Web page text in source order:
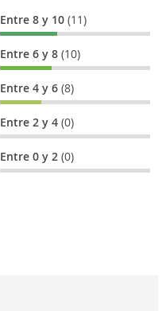
Entre 8 y 10(11)
Entre 6 y 8(10)
Entre 4 y 6(8)
Entre 2 y 4(0)
Entre 0 y 2(0)